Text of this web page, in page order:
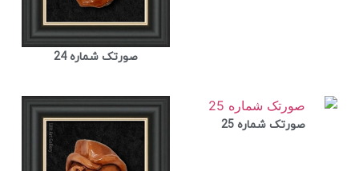
صورتک شماره 24
صورتک شماره 25